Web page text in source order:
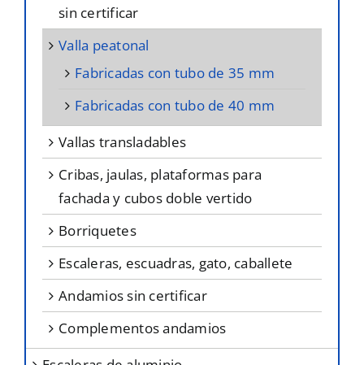
sin certificar
valla peatonal
fabricadas con tubo de 35 mm
fabricadas con tubo de 40 mm
vallas transladables
cribas, jaulas, plataformas para
fachada y cubos doble vertido
borriquetes
escaleras, escuadras, gato, caballete
andamios sin certificar
complementos andamios